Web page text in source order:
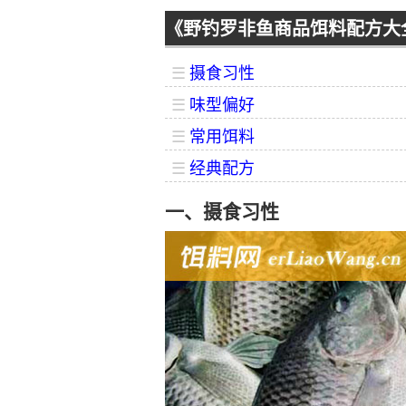
《野钓罗非鱼商品饵料配方
☰ 摄食习性
☰ 味型偏好
☰ 常用饵料
☰ 经典配方
一、摄食习性